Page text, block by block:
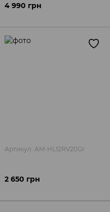
4 990 грн
Артикул: AM-HL12RV20Gr
2 650 грн